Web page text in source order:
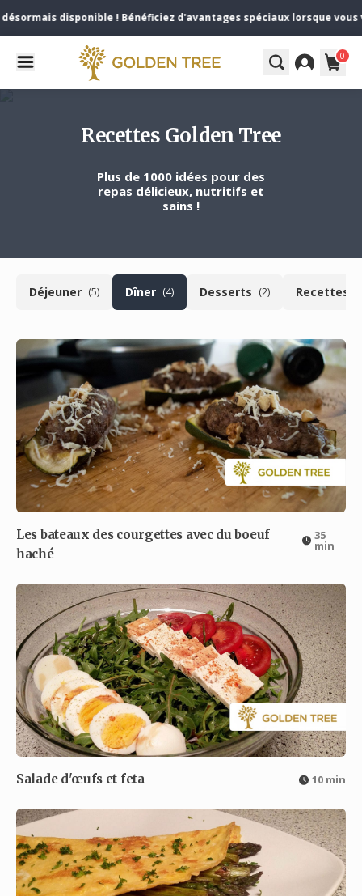
disponible ! Bénéficiez d'avantages spéciaux lorsque vous
0
Recettes Golden Tree
Plus de 1000 idées pour des
repas délicieux, nutritifs et
sains !
Déjeuner (5) Dîner (4) Desserts (2) Recettes
Les bateaux des courgettes avec du boeuf
haché
35
min
Salade d'œufs et feta 10 min